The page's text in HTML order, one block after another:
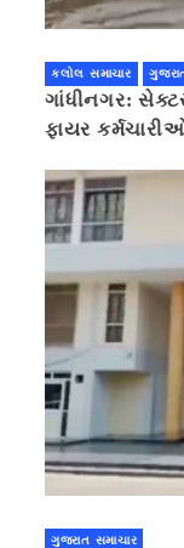
કલોલ સમાચાર
ગાંધીનગર:
ફાયર
ગુજરાત સમાચાર